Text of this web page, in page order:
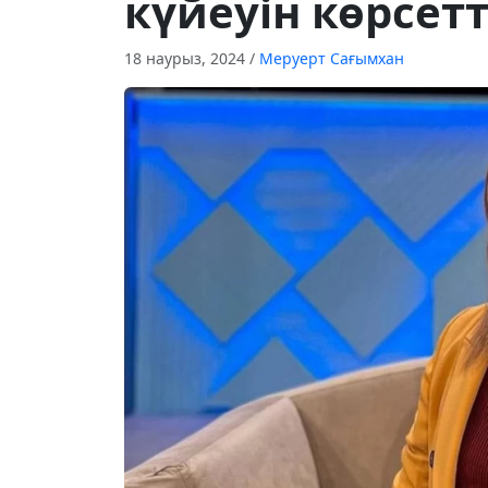
18 наурыз, 2024 / Меруерт Сағымхан